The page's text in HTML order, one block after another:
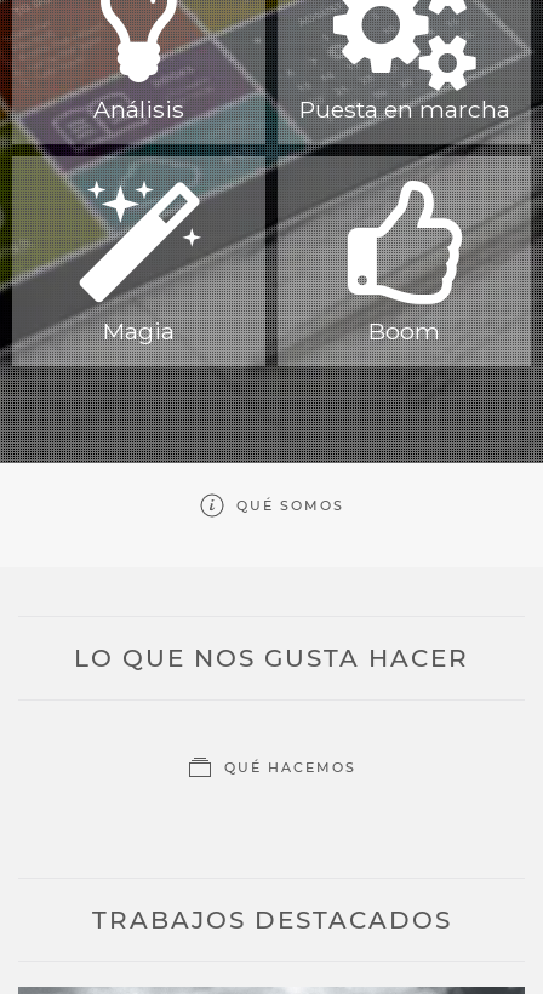
Análisis Puesta en marcha
Magia Boom
QUÉ SOMOS
LO QUE NOS GUSTA HACER
QUÉ HACEMOS
TRABAJOS DESTACADOS